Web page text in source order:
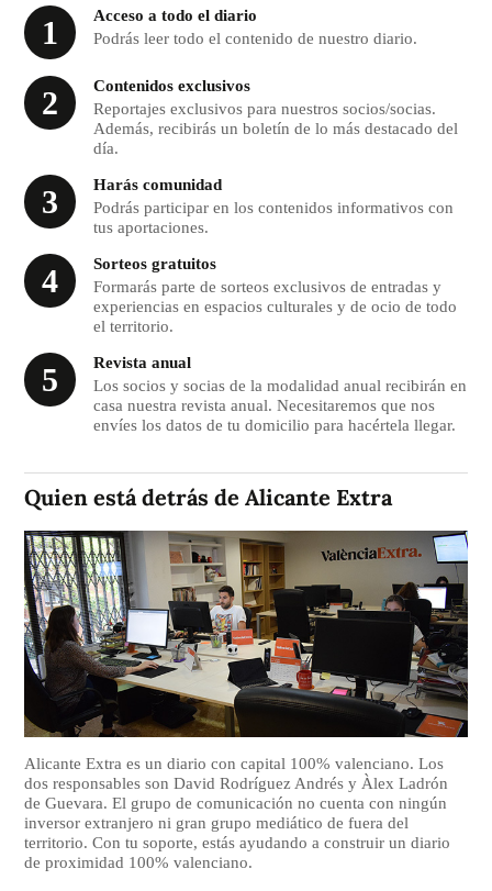
Acceso a todo el diario
Podrás leer todo el contenido de nuestro diario.
Contenidos exclusivos
Reportajes exclusivos para nuestros socios/socias.
Además, recibirás un boletín de lo más destacado del
día.
Harás comunidad
Podrás participar en los contenidos informativos con
tus aportaciones.
Sorteos gratuitos
Formarás parte de sorteos exclusivos de entradas y
experiencias en espacios culturales y de ocio de todo
el territorio.
Revista anual
Los socios y socias de la modalidad anual recibirán en
casa nuestra revista anual. Necesitaremos que nos
envíes los datos de tu domicilio para hacértela llegar.
Quien está detrás de Alicante Extra
Alicante Extra es un diario con capital 100% valenciano. Los
dos responsables son David Rodríguez Andrés y Àlex Ladrón
de Guevara. El grupo de comunicación no cuenta con ningún
inversor extranjero ni gran grupo mediático de fuera del
territorio. Con tu soporte, estás ayudando a construir un diario
de proximidad 100% valenciano.